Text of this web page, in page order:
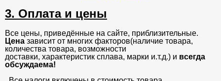
3. Оплата и цены
Все цены, приведённые на сайте, приблизительные.
Цена зависит от многих факторов(наличие товара,
количества товара, возможности
доставки, характеристик сплава, марки и.т.д.) и всегда
обсуждаема!